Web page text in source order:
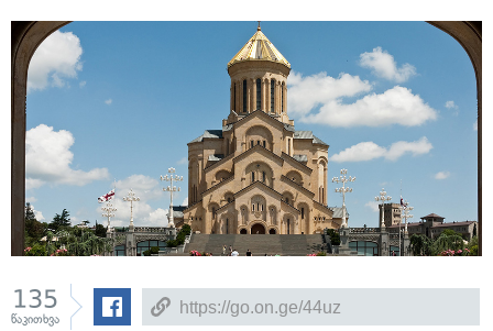
135
წაკითხვა